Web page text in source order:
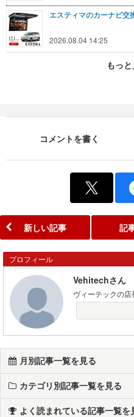
エスティマのカーナビ交
2026.08.04 14:25
もっ
コメントを書く
新しい記事 記
プロフィール
Vehitechさん
ヴィーテックの店
月別記事一覧を見る
カテゴリ別記事一覧を見る
よく読まれている記事一覧を